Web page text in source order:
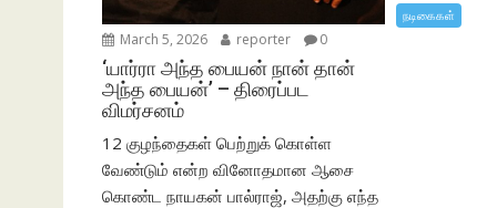
March 5, 2026 reporter 0
‘யார்ரா அந்த பையன் நான் தான்
அந்த பையன்’ – திரைப்பட
விமர்சனம்
12 குழந்தைகள் பெற்றுக் கொள்ள
வேண்டும் என்ற வினோதமான ஆசை
கொண்ட நாயகன் பால்ராஜ், அதற்கு எந்த
நடிகைகள்